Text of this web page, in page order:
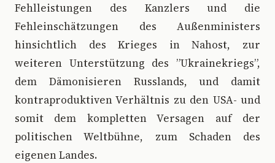
Fehlleistungen des Kanzlers und die
Fehleinschätzungen des Außenministers
hinsichtlich des Krieges in Nahost, zur
weiteren Unterstützung des ”Ukrainekriegs”,
dem Dämonisieren Russlands, und damit
kontraproduktiven Verhältnis zu den USA- und
somit dem kompletten Versagen auf der
politischen Weltbühne, zum Schaden des
eigenen Landes.